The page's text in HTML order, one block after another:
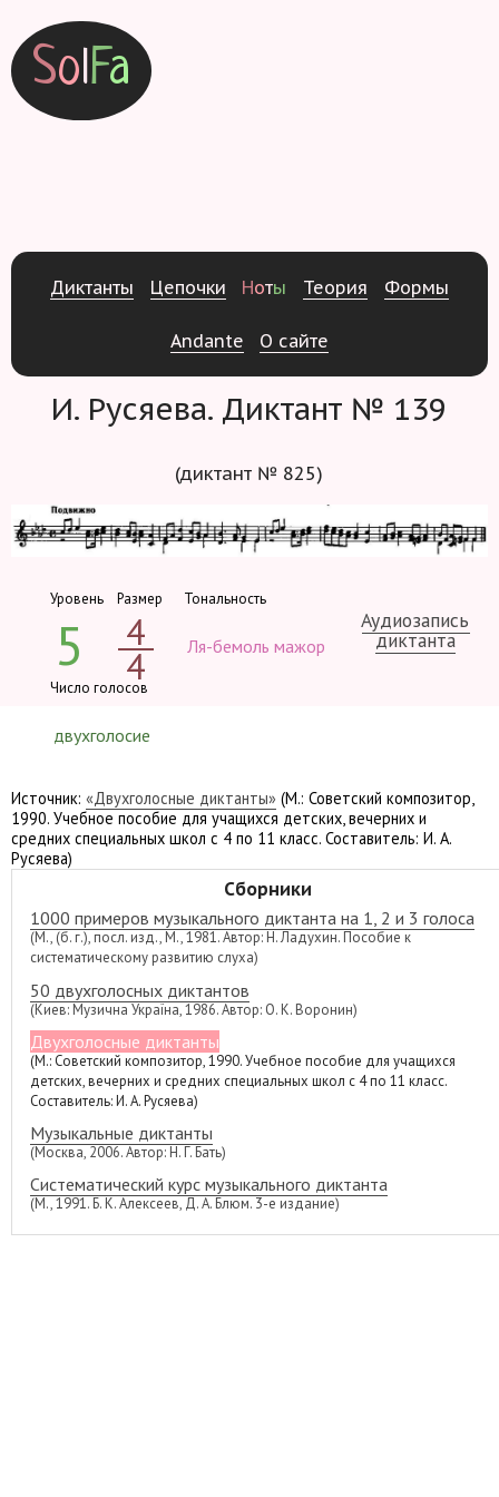
SolFa
Диктанты Цепочки Ноты Теория Формы
Andante О сайте
И. Русяева. Диктант № 139
(диктант № 825)
Уровень
5
Размер
4
4
Тональность
Ля-бемоль мажор
Число голосов
двухголосие
Источник: «Двухголосные диктанты» (М.: Советский композитор,
1990. Учебное пособие для учащихся детских, вечерних и
средних специальных школ с 4 по 11 класс. Составитель: И. А.
Русяева)
Аудиозапись
диктанта
Сборники
1000 примеров музыкального диктанта на 1, 2 и 3 голоса
(М., (б. г.), посл. изд., М., 1981. Автор: Н. Ладухин. Пособие к
систематическому развитию слуха)
50 двухголосных диктантов
(Киев: Музична Україна, 1986. Автор: О. К. Воронин)
Двухголосные диктанты
(М.: Советский композитор, 1990. Учебное пособие для учащихся
детских, вечерних и средних специальных школ с 4 по 11 класс.
Составитель: И. А. Русяева)
Музыкальные диктанты
(Москва, 2006. Автор: Н. Г. Бать)
Систематический курс музыкального диктанта
(М., 1991. Б. К. Алексеев, Д. А. Блюм. 3-е издание)